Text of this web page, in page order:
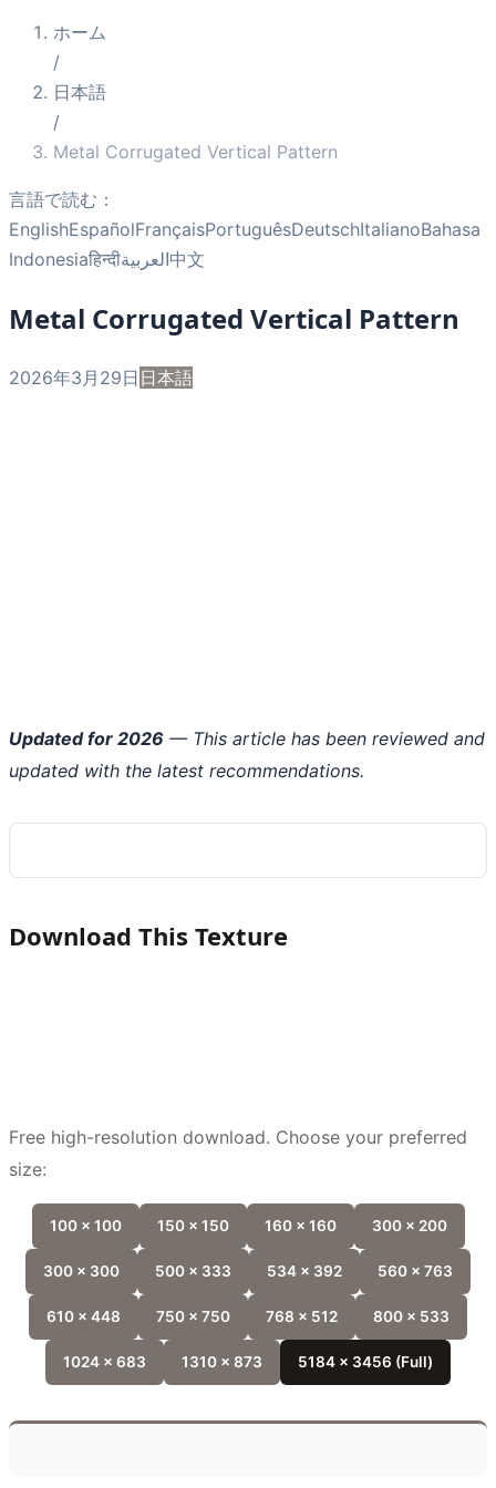
ホーム
/
日本語
/
Metal Corrugated Vertical Pattern
言語で読む：
EnglishEspañolFrançaisPortuguêsDeutschItalianoBahasa
Indonesiaहिन्दीالعربية中文
Metal Corrugated Vertical Pattern
2026年3月29日 日本語
Updated for 2026 — This article has been reviewed and
updated with the latest recommendations.
Download This Texture
Free high-resolution download. Choose your preferred
size:
100 x 100 150 x 150 160 x 160 300 x 200
300 x 300 500 x 333 534 x 392 560 x 763
610 x 448 750 x 750 768 x 512 800 x 533
1024 x 683 1310 x 873 5184 x 3456 (Full)